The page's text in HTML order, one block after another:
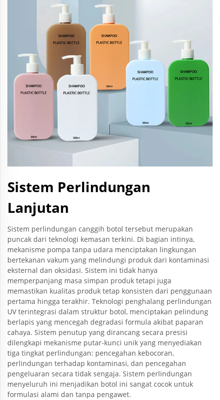
Sistem Perlindungan
Lanjutan
Sistem perlindungan canggih botol tersebut merupakan
puncak dari teknologi kemasan terkini. Di bagian intinya,
mekanisme pompa tanpa udara menciptakan lingkungan
bertekanan vakum yang melindungi produk dari kontaminasi
eksternal dan oksidasi. Sistem ini tidak hanya
memperpanjang masa simpan produk tetapi juga
memastikan kualitas produk tetap konsisten dari penggunaan
pertama hingga terakhir. Teknologi penghalang perlindungan
UV terintegrasi dalam struktur botol, menciptakan pelindung
berlapis yang mencegah degradasi formula akibat paparan
cahaya. Sistem penutup yang dirancang secara presisi
dilengkapi mekanisme putar-kunci unik yang menyediakan
tiga tingkat perlindungan: pencegahan kebocoran,
perlindungan terhadap kontaminasi, dan pencegahan
pengeluaran secara tidak sengaja. Sistem perlindungan
menyeluruh ini menjadikan botol ini sangat cocok untuk
formulasi alami dan tanpa pengawet.